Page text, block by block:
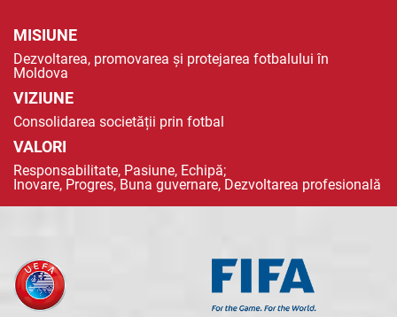
MISIUNE
Dezvoltarea, promovarea și protejarea fotbalului în
Moldova
VIZIUNE
Consolidarea societății prin fotbal
VALORI
Responsabilitate, Pasiune, Echipă;
Inovare, Progres, Buna guvernare, Dezvoltarea profesională